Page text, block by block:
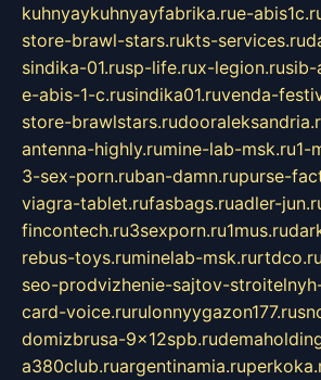
kuhnyaykuhnyayfabrika.rue-
store-brawl-stars.rukts-services.ru
sindika-01.rusp-life.rux-legion.rusib-
e-abis-1-c.rusindika01.ruvenda-
store-brawlstars.ru
antenna-highly.rumine-lab-msk.ru1-
3-sex-porn.ruban-damn.rupurse-
viagra-tablet.rufasbags.ruadler-
fincontech.ru3sexporn.ru1mus.ru
rebus-toys.ruminelab-msk.rurtdco.ru
seo-prodvizhenie-sajtov-
card-voice.rurulonnyygazon177.ru
domizbrusa-9x12spb.ru
a380club.ruargentinamia.ru